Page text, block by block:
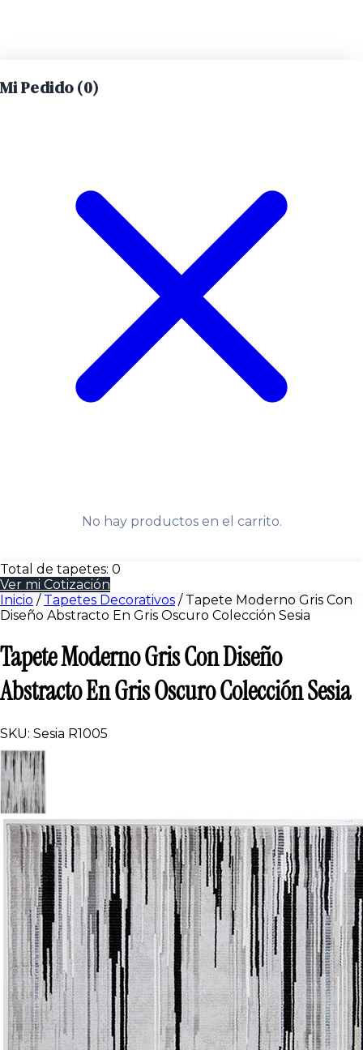
Mi Pedido (0)
No hay productos en el carrito.
Total de tapetes: 0
Ver mi Cotización
Inicio / Tapetes Decorativos / Tapete Moderno Gris Con
Diseño Abstracto En Gris Oscuro Colección Sesia
Tapete Moderno Gris Con Diseño
Abstracto En Gris Oscuro Colección Sesia
SKU: Sesia R1005